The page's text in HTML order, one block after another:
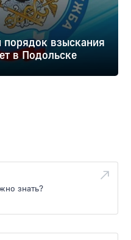
взыскания
в Подольске
знать?